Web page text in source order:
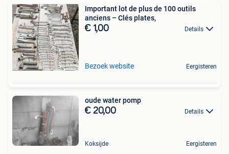
Important lot de plus de 100 outils
anciens – Clés plates,
€ 1,00 Details
Bezoek website Eergisteren
oude water pomp
€ 20,00 Details
Koksijde Eergisteren